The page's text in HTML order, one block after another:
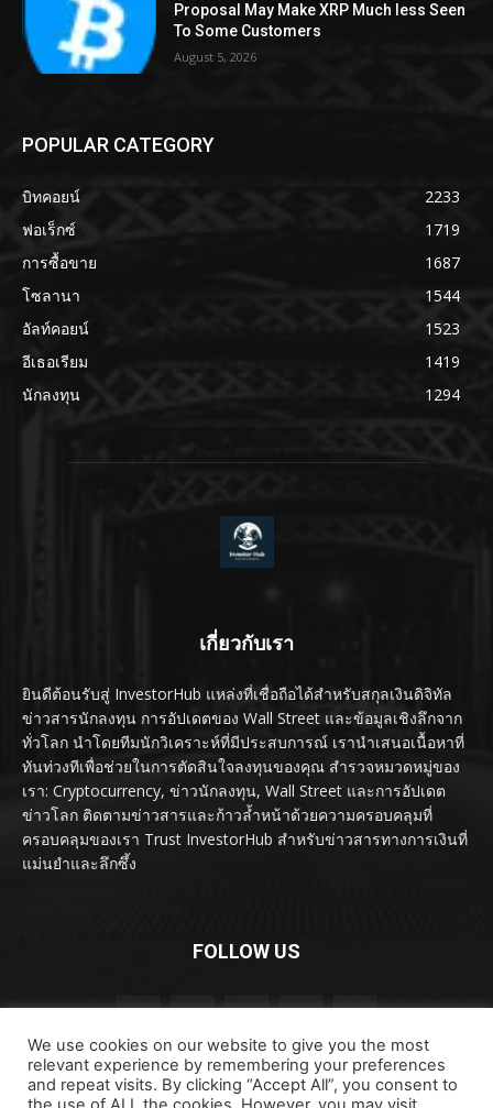
Proposal May Make XRP Much less Seen
To Some Customers
August 5, 2026
POPULAR CATEGORY
บิทคอยน์
2233
ฟอเร็กซ์
1719
การซื้อขาย
1687
โซลานา
1544
อัลท์คอยน์
1523
อีเธอเรียม
1419
นักลงทุน
1294
เกี่ยวกับเรา
ยินดีต้อนรับสู่ InvestorHub แหล่งที่เชื่อถือได้สำหรับสกุลเงินดิจิทัล
ข่าวสารนักลงทุน การอัปเดตของ Wall Street และข้อมูลเชิงลึกจาก
ทั่วโลก นำโดยทีมนักวิเคราะห์ที่มีประสบการณ์ เรานำเสนอเนื้อหาที่
ทันท่วงทีเพื่อช่วยในการตัดสินใจลงทุนของคุณ สำรวจหมวดหมู่ของ
เรา: Cryptocurrency, ข่าวนักลงทุน, Wall Street และการอัปเดต
ข่าวโลก ติดตามข่าวสารและก้าวล้ำหน้าด้วยความครอบคลุมที่
ครอบคลุมของเรา Trust InvestorHub สำหรับข่าวสารทางการเงินที่
แม่นยำและลึกซึ้ง
FOLLOW US
We use cookies on our website to give you the most
relevant experience by remembering your preferences
and repeat visits. By clicking “Accept All”, you consent to